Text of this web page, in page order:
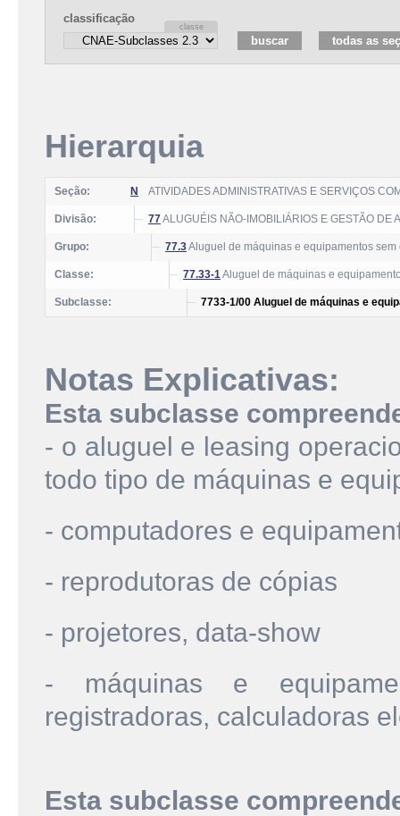
classificação
Hierarquia
Seção: N ATIVIDADES ADMINISTRATIVAS E SERVIÇOS
Divisão: 77ALUGUÉIS NÃO-IMOBILIÁRIOS E GESTÃO DE
Grupo: 77.3Aluguel de máquinas e equipamentos sem
Classe: 77.33-1Aluguel de máquinas e
Subclasse: 7733-1/00 Aluguel de máquinas e
Notas Explicativas:
Esta subclasse
- o aluguel e leasing
todo tipo de máquinas e
- computadores e
- reprodutoras de cópias
- projetores, data-show
- máquinas e
registradoras, calculadoras
Esta subclasse